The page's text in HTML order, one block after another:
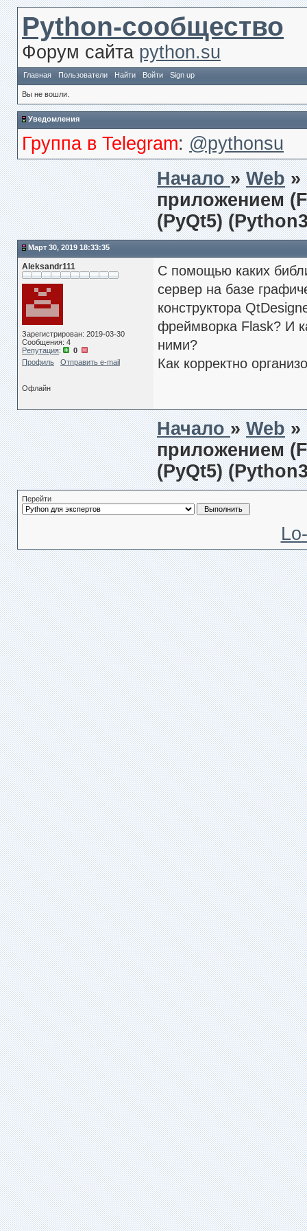
Python-сообщество
Форум сайта python.su
Главная Пользователи Найти Войти Sign up
Вы не вошли.
Уведомления
Группа в Telegram: @pythonsu
Начало»Web »
приложением
(PyQt5)
Март 30, 2019 18:33:35
Aleksandr111
Зарегистрирован: 2019-03-30
Сообщения: 4
Репутация:
0
Профиль
Отправить e-mail
С помощью каких
сервер на базе
конструктора
фреймворка Flask? И
ними?
Как корректно
Офлайн
Начало»Web »
приложением
(PyQt5)
Перейти